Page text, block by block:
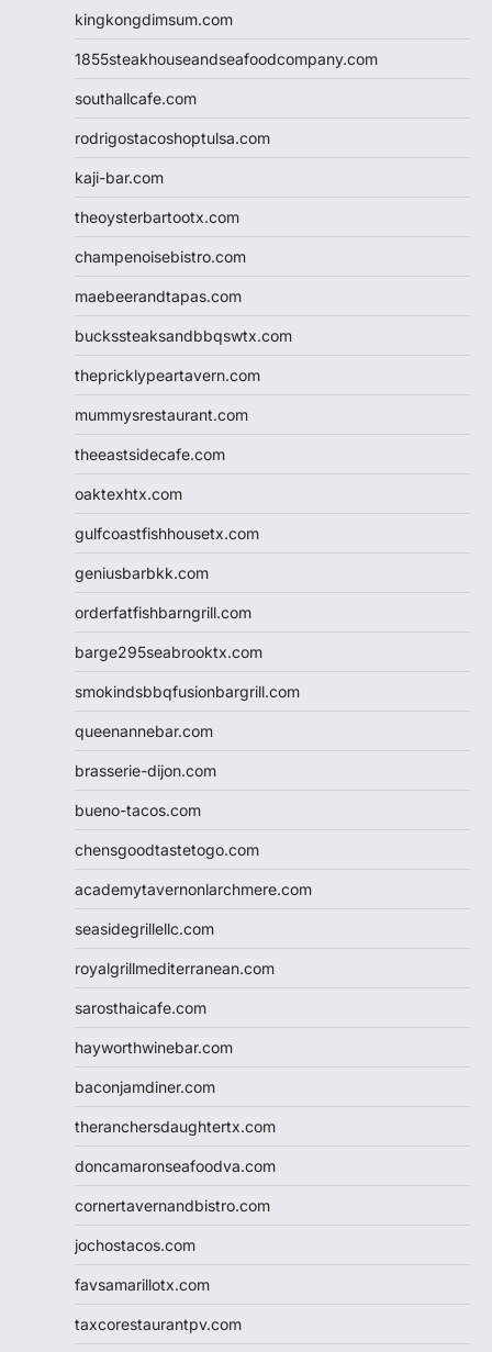
kingkongdimsum.com
1855steakhouseandseafoodcompany.com
southallcafe.com
rodrigostacoshoptulsa.com
kaji-bar.com
theoysterbartootx.com
champenoisebistro.com
maebeerandtapas.com
buckssteaksandbbqswtx.com
thepricklypeartavern.com
mummysrestaurant.com
theeastsidecafe.com
oaktexhtx.com
gulfcoastfishhousetx.com
geniusbarbkk.com
orderfatfishbarngrill.com
barge295seabrooktx.com
smokindsbbqfusionbargrill.com
queenannebar.com
brasserie-dijon.com
bueno-tacos.com
chensgoodtastetogo.com
academytavernonlarchmere.com
seasidegrillellc.com
royalgrillmediterranean.com
sarosthaicafe.com
hayworthwinebar.com
baconjamdiner.com
theranchersdaughtertx.com
doncamaronseafoodva.com
cornertavernandbistro.com
jochostacos.com
favsamarillotx.com
taxcorestaurantpv.com